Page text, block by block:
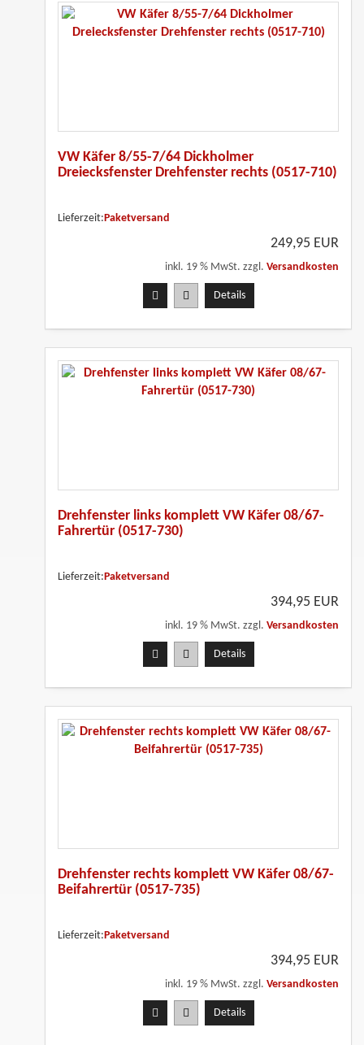
VW Käfer 8/55-7/64 Dickholmer
Dreiecksfenster Drehfenster rechts (0517-710)
Lieferzeit: Paketversand
249,95 EUR
inkl. 19 % MwSt. zzgl. Versandkosten
Details
Drehfenster links komplett VW Käfer 08/67-
Fahrertür (0517-730)
Lieferzeit: Paketversand
394,95 EUR
inkl. 19 % MwSt. zzgl. Versandkosten
Details
Drehfenster rechts komplett VW Käfer 08/67-
Beifahrertür (0517-735)
Lieferzeit: Paketversand
394,95 EUR
inkl. 19 % MwSt. zzgl. Versandkosten
Details